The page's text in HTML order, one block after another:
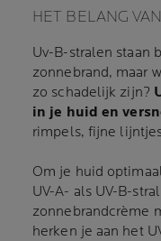
HET BELANG
Uv-B-stralen staan
zonnebrand, maar
zo schadelijk zijn?
in je huid en
rimpels, fijne
Om je huid
UV-A- als UV-B-
zonnebrandcrème
herken je aan het